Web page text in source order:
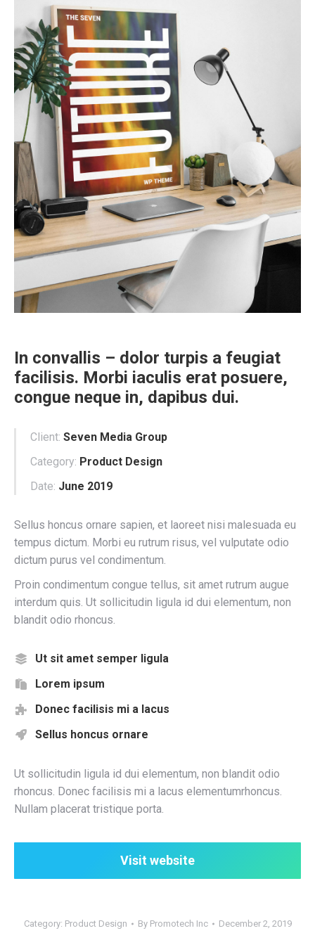
In convallis – dolor turpis a feugiat
facilisis. Morbi iaculis erat posuere,
congue neque in, dapibus dui.
Client: Seven Media Group
Category: Product Design
Date: June 2019
Sellus honcus ornare sapien, et laoreet nisi malesuada eu
tempus dictum. Morbi eu rutrum risus, vel vulputate odio
dictum purus vel condimentum.
Proin condimentum congue tellus, sit amet rutrum augue
interdum quis. Ut sollicitudin ligula id dui elementum, non
blandit odio rhoncus.
Ut sit amet semper ligula
Lorem ipsum
Donec facilisis mi a lacus
Sellus honcus ornare
Ut sollicitudin ligula id dui elementum, non blandit odio
rhoncus. Donec facilisis mi a lacus elementumrhoncus.
Nullam placerat tristique porta.
Visit website
Category: Product Design By Promotech Inc December 2, 2019